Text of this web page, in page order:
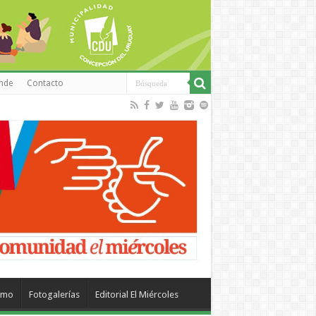
Contacto
Fotogalerías Editorial El Miércoles